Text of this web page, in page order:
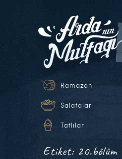
Ramazan
Salatalar
Tatlılar
Etiket: 20.bölüm